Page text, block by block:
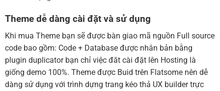
Theme dễ dàng cài đặt và sử dụng
Khi mua Theme bạn sẽ được bàn giao mã nguồn Full source
code bao gồm: Code + Database được nhân bản bằng
plugin duplicator bạn chỉ việc đăt cài đặt lên Hosting là
giống demo 100%. Theme được Buid trên Flatsome nên dễ
dàng sử dụng với trình dựng trang kéo thả UX builder trực